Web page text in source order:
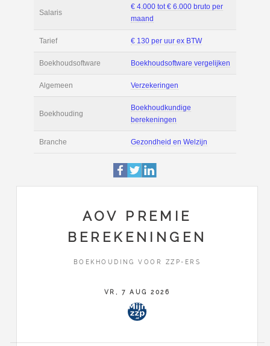
Overzicht
Filmpjes
Prijsopgave
Salaris
€ 130 per uur ex
Boekhoudsoftware
Algemeen Verzekeringen
Boekhoudkundige
berekeningen
AOV PREMIE
BEREKENINGEN
BOEKHOUDING VOOR ZZP-ERS
VR, 7 AUG 2026